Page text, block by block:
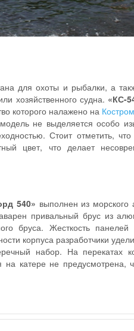
для охоты и рыбалки, а
хозяйственного судна. «КС-
которого налажено на
не выделяется особо
Стоит отметить,
цвет, что делает
540» выполнен из
привальный брус из
бруса. Жесткость панелей
корпуса разработчики
набор. На перекатах
катере не предусмотрена,